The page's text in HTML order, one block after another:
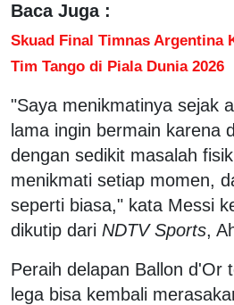
Baca Juga :
Skuad Final Timnas Argentina
Tim Tango di Piala Dunia 2026
"Saya menikmatinya sejak
lama ingin bermain karena
dengan sedikit masalah
menikmati setiap momen,
seperti biasa," kata Messi
dikutip dari NDTV Sports,
Peraih delapan Ballon d'Or
lega bisa kembali